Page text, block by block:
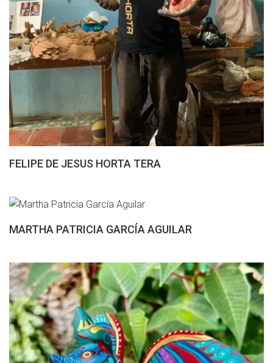
FELIPE DE JESUS HORTA TERA
MARTHA PATRICIA GARCÍA AGUILAR